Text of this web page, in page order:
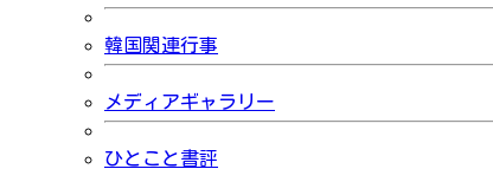
韓国関連行事
メディアギャラリー
ひとこと書評